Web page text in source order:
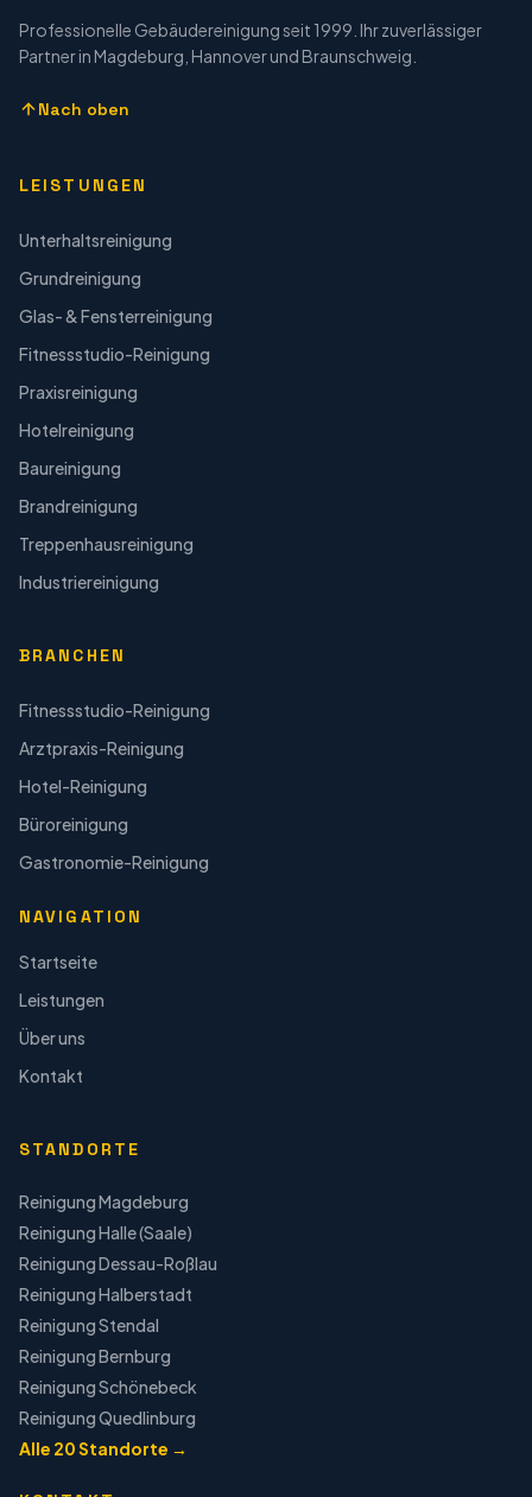
Professionelle Gebäudereinigung seit 1999. Ihr zuverlässiger
Partner in Magdeburg, Hannover und Braunschweig.
Nach oben
LEISTUNGEN
Unterhaltsreinigung
Grundreinigung
Glas- & Fensterreinigung
Fitnessstudio-Reinigung
Praxisreinigung
Hotelreinigung
Baureinigung
Brandreinigung
Treppenhausreinigung
Industriereinigung
BRANCHEN
Fitnessstudio-Reinigung
Arztpraxis-Reinigung
Hotel-Reinigung
Büroreinigung
Gastronomie-Reinigung
NAVIGATION
Startseite
Leistungen
Über uns
Kontakt
STANDORTE
ReinigungMagdeburg
ReinigungHalle (Saale)
ReinigungDessau-Roßlau
ReinigungHalberstadt
ReinigungStendal
ReinigungBernburg
ReinigungSchönebeck
ReinigungQuedlinburg
Alle 20Standorte →